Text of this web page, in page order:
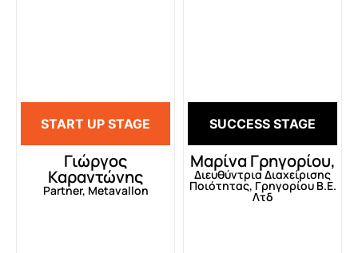
START UP STAGE
Γιώργος
Καραντώνης
Partner, Metavallon
SUCCESS STAGE
Μαρίνα Γρηγορίου,
Διευθύντρια Διαχείρισης
Ποιότητας, Γρηγορίου Β.Ε.
Λτδ